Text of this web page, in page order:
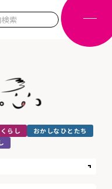
らし
おかしなひとたち